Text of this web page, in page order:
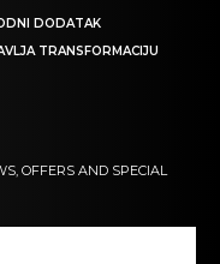
DODATAK
TRANSFORMACIJU
OFFERS AND SPECIAL